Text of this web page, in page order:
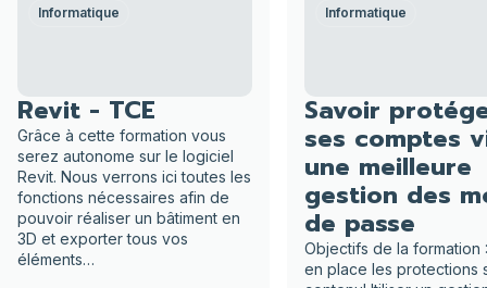
Informatique
Revit - TCE
Grâce à cette formation vous
serez autonome sur le logiciel
Revit. Nous verrons ici toutes les
fonctions nécessaires afin de
pouvoir réaliser un bâtiment en
3D et exporter tous vos
éléments…
Informatique
Savoir
ses comptes
une meilleure
gestion des
de passe
Objectifs de la formation
en place les protections